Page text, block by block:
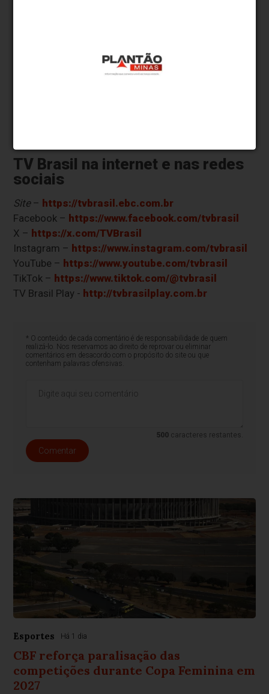
Assista também pela WebTV:
https://tvbrasil.ebc.com.br/webtv
TV Brasil na internet e nas redes
sociais
Site– https://tvbrasil.ebc.com.br
Facebook – https://www.facebook.com/tvbrasil
X – https://x.com/TVBrasil
Instagram – https://www.instagram.com/tvbrasil
YouTube – https://www.youtube.com/tvbrasil
TikTok – https://www.tiktok.com/@tvbrasil
TV Brasil Play - http://tvbrasilplay.com.br
* O conteúdo de cada comentário é de responsabilidade de quem
realizá-lo. Nos reservamos ao direito de reprovar ou eliminar
comentários em desacordo com o propósito do site ou que
contenham palavras ofensivas.
500 caracteres restantes.
Comentar
Esportes Há 1 dia
CBF reforça paralisação das
competições durante Copa Feminina em
2027